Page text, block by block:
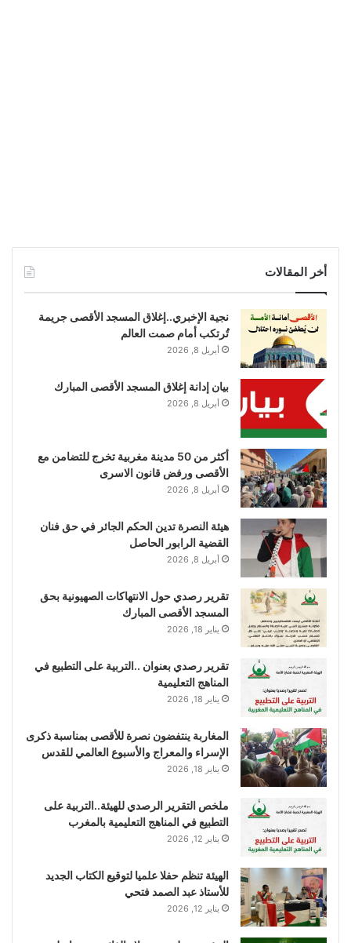
أخر المقالات
نجية الإخبري..إغلاق المسجد الأقصى جريمة
تُرتكب أمام صمت العالم
أبريل 8, 2026
بيان إدانة إغلاق المسجد الأقصى المبارك
أبريل 8, 2026
أكثر من 50 مدينة مغربية تخرج للتضامن مع
الأقصى ورفض قانون الاسرى
أبريل 8, 2026
هيئة النصرة تدين الحكم الجائر في حق فنان
القضية الرابور الحاصل
أبريل 8, 2026
تقرير رصدي حول الانتهاكات الصهيونية بحق
المسجد الأقصى المبارك
يناير 18, 2026
تقرير رصدي بعنوان ..التربية على التطبيع في
المناهج التعليمية
يناير 18, 2026
المغاربة ينتفضون نصرة للأقصى بمناسبة ذكرى
الإسراء والمعراج والأسبوع العالمي للقدس
يناير 18, 2026
ملخص التقرير الرصدي للهيئة..التربية على
التطبيع في المناهج التعليمية بالمغرب
يناير 12, 2026
الهيئة تنظم حفلا علميا لتوقيع الكتاب الجديد
للأستاذ عبد الصمد فتحي
يناير 12, 2026